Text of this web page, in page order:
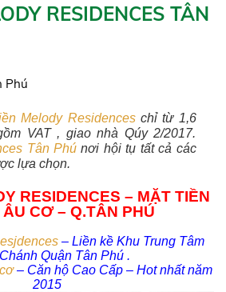
RESIDENCES TÂN
Phú
Melody Residenceschỉ từ 1,6
VAT , giao nhà Qúy 2/2017.
Tân Phú nơi hội tụ tất cả các
lựa chọn.
RESIDENCES – MẶT TIỀN
CƠ – Q.TÂN PHÚ
– Liền kề Khu Trung Tâm
Quận Tân Phú .
– Căn hộ Cao Cấp – Hot nhất năm
2015